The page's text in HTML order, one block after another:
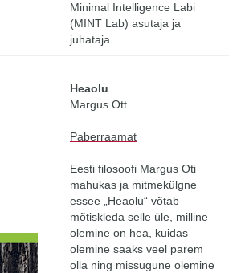
Minimal Intelligence Labi
(MINT Lab) asutaja ja
juhataja.
Heaolu
Margus Ott
Paberraamat
Eesti filosoofi Margus Oti
mahukas ja mitmekülgne
essee „Heaolu“ võtab
mõtiskleda selle üle, milline
olemine on hea, kuidas
olemine saaks veel parem
olla ning missugune olemine